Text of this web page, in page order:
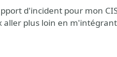
d'incident pour mon
aller plus loin en